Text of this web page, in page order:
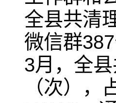
全县共清
微信群
3月，全
（次）